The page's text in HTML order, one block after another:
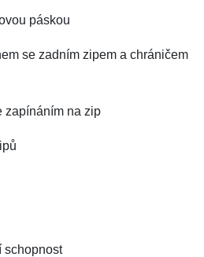
páskou
se zadním zipem a chráničem
zapínáním na zip
schopnost